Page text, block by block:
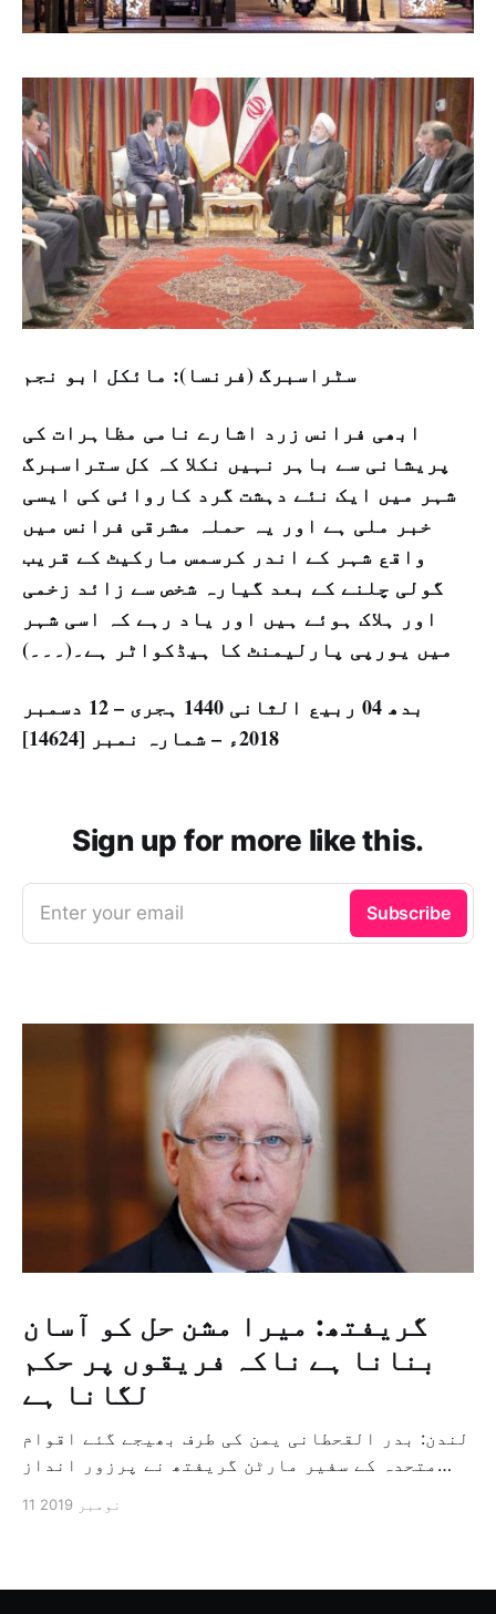
سٹراسبرگ (فرنسا): مائکل ابو نجم
ابھی فرانس زرد اشارے نامی مظاہرات کی
پریشانی سے باہر نہیں نکلا کہ کل ستراسبرگ
شہر میں ایک نئے دہشت گرد کاروائی کی ایسی
خبر ملی ہے اور یہ حملہ مشرقی فرانس میں
واقع شہر کے اندر کرسمس مارکیٹ کے قریب
گولی چلنے کے بعد گیارہ شخص سے زائد زخمی
اور ہلاک ہوئے ہیں اور یاد رہے کہ اسی شہر
میں یورپی پارلیمنٹ کا ہیڈکواٹر ہے۔(۔۔۔)
بدھ 04 ربیع الثانی 1440 ہجری – 12 دسمبر
2018ء – شمارہ نمبر [14624]
Sign up for more like this.
Enter your email Subscribe
گریفتھ: میرا مشن حل کو آسان
بنانا ہے ناکہ فریقوں پر حکم
لگانا ہے
لندن: بدر القحطانی یمن کی طرف بھیجے گئے اقوام
متحدہ کے سفیر مارٹن گریفتھ نے پرزور انداز
ثالثی اور اس کشمکش کی حدبندی کرنے کے لئے ایک
11 نومبر 2019